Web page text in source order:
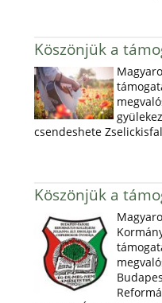
Köszönjük a
csendeshete
Köszönjük a